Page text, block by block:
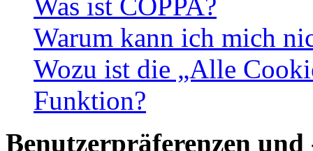
Warum kann ich mich
Wozu ist die „Alle
Funktion?
Benutzerpräferenzen und